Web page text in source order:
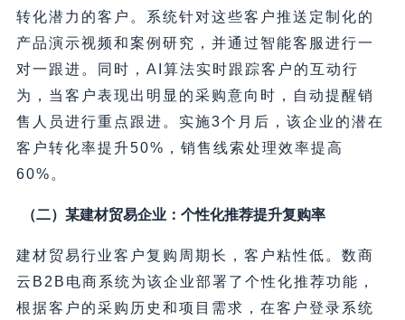
转化潜力的客户。系统针对这些客户推送定制化的
产品演示视频和案例研究，并通过智能客服进行一
对一跟进。同时，AI算法实时跟踪客户的互动行
为，当客户表现出明显的采购意向时，自动提醒销
售人员进行重点跟进。实施3个月后，该企业的潜在
客户转化率提升50%，销售线索处理效率提高
60%。
（二）某建材贸易企业：个性化推荐提升复购率
建材贸易行业客户复购周期长，客户粘性低。数商
云B2B电商系统为该企业部署了个性化推荐功能，
根据客户的采购历史和项目需求，在客户登录系统